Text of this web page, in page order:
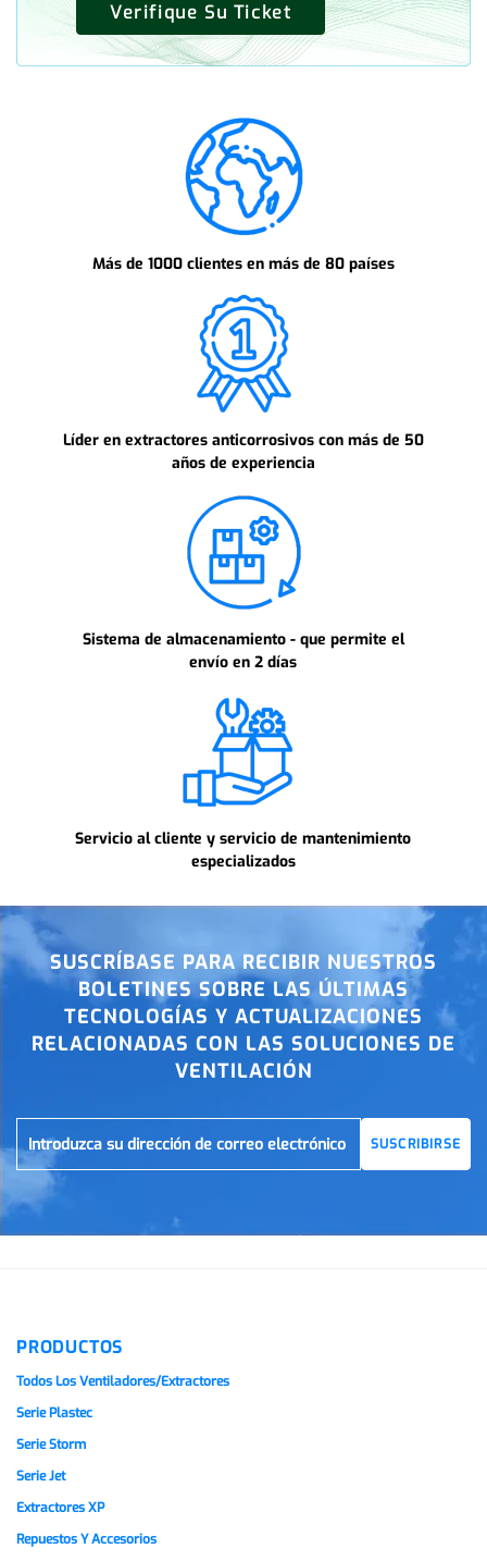
Verifique Su Ticket
Más de 1000 clientes en más de 80 países
Líder en extractores anticorrosivos con más de 50
años de experiencia
Sistema de almacenamiento - que permite el
envío en 2 días
Servicio al cliente y servicio de mantenimiento
especializados
SUSCRÍBASE PARA RECIBIR NUESTROS
BOLETINES SOBRE LAS ÚLTIMAS
TECNOLOGÍAS Y ACTUALIZACIONES
RELACIONADAS CON LAS SOLUCIONES DE
VENTILACIÓN
SUSCRIBIRSE
PRODUCTOS
Todos Los Ventiladores/extractores
Serie Plastec
Serie Storm
Serie Jet
Extractores XP
Repuestos Y Accesorios